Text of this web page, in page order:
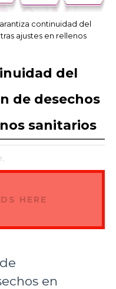
continuidad del
ajustes en rellenos
del
de desechos
sanitarios
HERE
en